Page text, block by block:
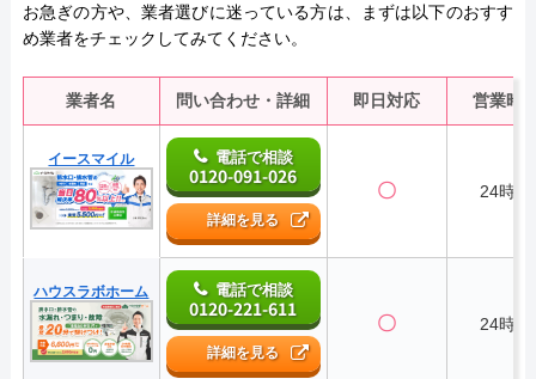
お急ぎの方や、業者選びに迷っている方は、まずは以下のおすす
め業者をチェックしてみてください。
業者名 問い合わせ・詳細 即日対応 営業時
イースマイル 電話で相談
0120-091-026
詳細を見る
〇 24時間
ハウスラボホーム 電話で相談
0120-221-611
詳細を見る
〇 24時間